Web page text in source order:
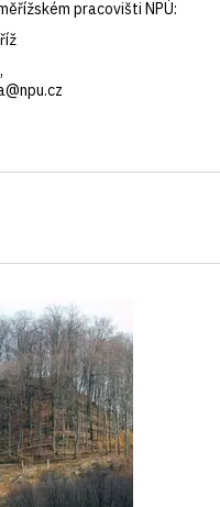
pracovišti NPÚ: